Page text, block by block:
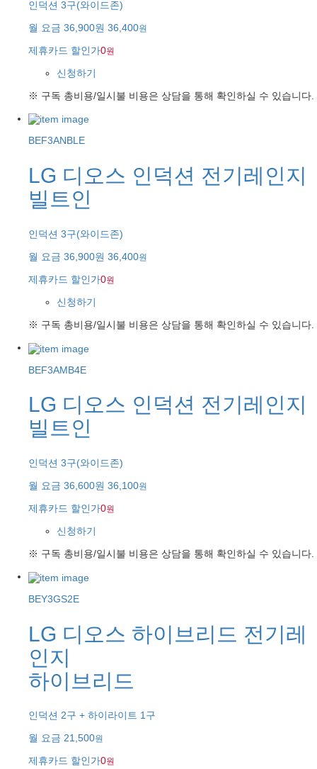
인덕션 3구(와이드존)
월 요금 36,900원 36,400원
제휴카드 할인가0원
신청하기
※ 구독 총비용/일시불 비용은 상담을 통해 확인하실 수 있습니다.
BEF3ANBLE
LG 디오스 인덕션 전기레인지
빌트인
인덕션 3구(와이드존)
월 요금 36,900원 36,400원
제휴카드 할인가0원
신청하기
※ 구독 총비용/일시불 비용은 상담을 통해 확인하실 수 있습니다.
BEF3AMB4E
LG 디오스 인덕션 전기레인지
빌트인
인덕션 3구(와이드존)
월 요금 36,600원 36,100원
제휴카드 할인가0원
신청하기
※ 구독 총비용/일시불 비용은 상담을 통해 확인하실 수 있습니다.
BEY3GS2E
LG 디오스 하이브리드 전기레
인지
하이브리드
인덕션 2구 + 하이라이트 1구
월 요금 21,500원
제휴카드 할인가0원